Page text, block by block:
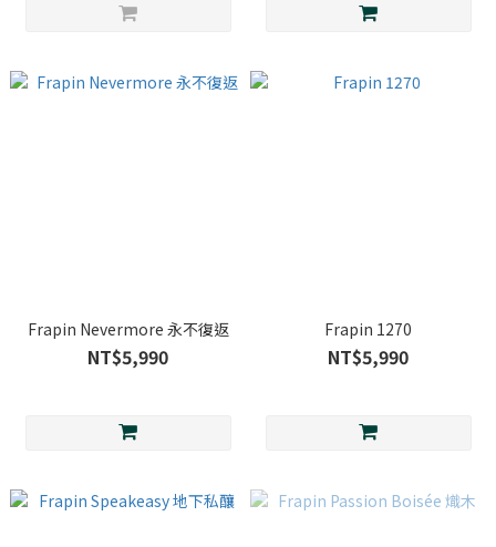
Frapin Nevermore 永不復返
NT$5,990
Frapin 1270
NT$5,990